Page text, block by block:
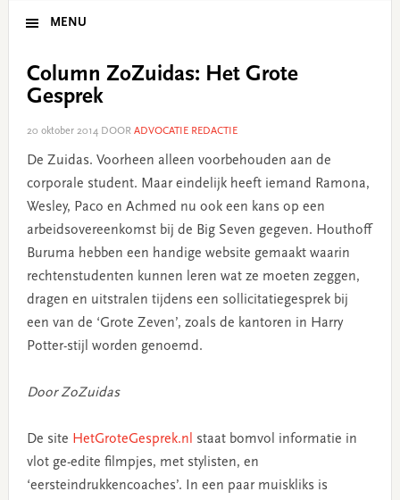
MENU
Column ZoZuidas: Het Grote
Gesprek
20 oktober 2014DOOR ADVOCATIE REDACTIE
De Zuidas. Voorheen alleen voorbehouden aan de
corporale student. Maar eindelijk heeft iemand Ramona,
Wesley, Paco en Achmed nu ook een kans op een
arbeidsovereenkomst bij de Big Seven gegeven. Houthoff
Buruma hebben een handige website gemaakt waarin
rechtenstudenten kunnen leren wat ze moeten zeggen,
dragen en uitstralen tijdens een sollicitatiegesprek bij
een van de ‘Grote Zeven’, zoals de kantoren in Harry
Potter-stijl worden genoemd.
Door ZoZuidas
De site HetGroteGesprek.nl
staat bomvol informatie in
vlot ge-edite filmpjes, met stylisten, en
‘eersteindrukkencoaches’. In een paar muiskliks is